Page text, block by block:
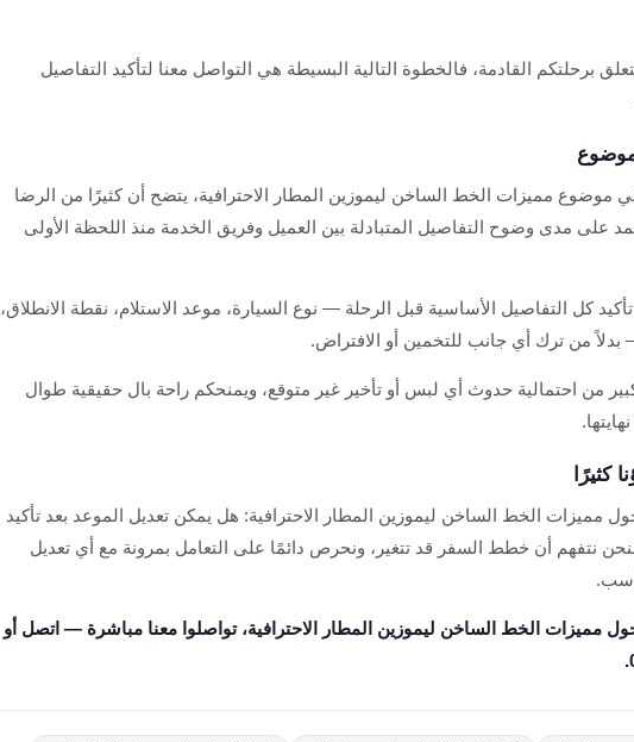
برحلتكم القادمة، فالخطوة التالية البسيطة هي التواصل معنا لتأكيد التفاصيل
موضوع مميزات الخط الساخن ليموزين المطار الاحترافية، يتضح أن كثيرًا من الرضا
على مدى وضوح التفاصيل المتبادلة بين العميل وفريق الخدمة منذ اللحظة الأولى
كل التفاصيل الأساسية قبل الرحلة — نوع السيارة، موعد الاستلام، نقطة الانطلاق،
من ترك أي جانب للتخمين أو الافتراض.
من احتمالية حدوث أي لبس أو تأخير غير متوقع، ويمنحكم راحة بال حقيقية طوال
كثيرًا
مميزات الخط الساخن ليموزين المطار الاحترافية: هل يمكن تعديل الموعد بعد تأكيد
فنحن نتفهم أن خطط السفر قد تتغير، ونحرص دائمًا على التعامل بمرونة مع أي تعديل
مميزات الخط الساخن ليموزين المطار الاحترافية، تواصلوا معنا مباشرة — اتصل أو